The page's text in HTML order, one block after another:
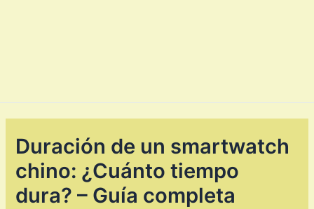
Duración de un smartwatch
chino: ¿Cuánto tiempo
dura? – Guía completa